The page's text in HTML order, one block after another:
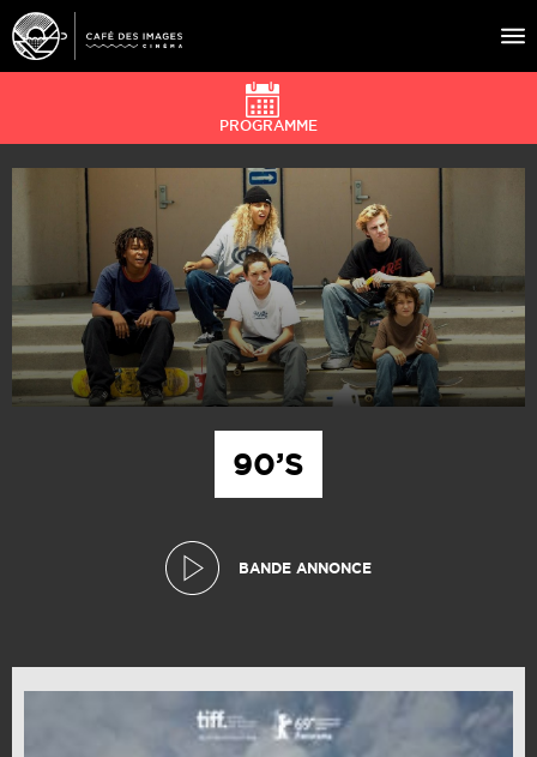
À L’AFFICHE
ÉVÉNEMENTS
CAFÉ DU CINÉ
PRATIQUE
ÉDUCATION AUX IMAGES
90’S
BANDE ANNONCE
PROGRAMME